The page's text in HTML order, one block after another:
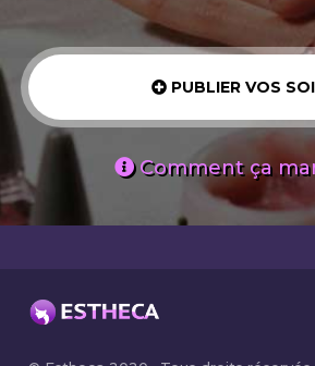
PUBLIER VOS
Comment ça